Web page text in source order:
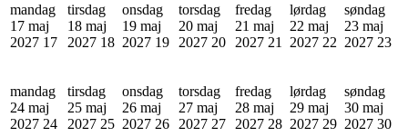
mandag
17 maj
2027 17
tirsdag
18 maj
2027 18
onsdag
19 maj
2027 19
torsdag
20 maj
2027 20
fredag
21 maj
2027 21
lørdag
22 maj
2027 22
søndag
23 maj
2027 23
mandag
24 maj
2027 24
tirsdag
25 maj
2027 25
onsdag
26 maj
2027 26
torsdag
27 maj
2027 27
fredag
28 maj
2027 28
lørdag
29 maj
2027 29
søndag
30 maj
2027 30